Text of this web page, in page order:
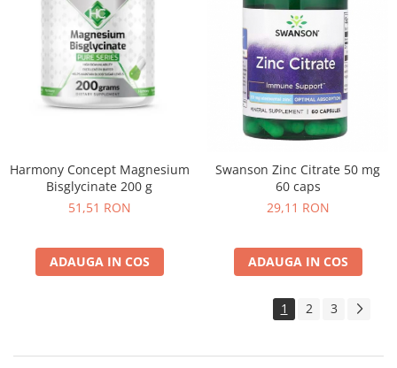
Harmony Concept Magnesium
Bisglycinate 200 g
51,51 RON
ADAUGA IN COS
Swanson Zinc Citrate 50 mg
60 caps
29,11 RON
ADAUGA IN COS
1 2 3